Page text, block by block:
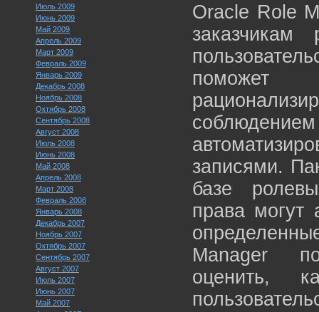
Июль 2009
Июнь 2009
Май 2009
Апрель 2009
Март 2009
Февраль 2009
Январь 2009
Декабрь 2008
Ноябрь 2008
Октябрь 2008
Сентябрь 2008
Август 2008
Июль 2008
Июнь 2008
Май 2008
Апрель 2008
Март 2008
Февраль 2008
Январь 2008
Декабрь 2007
Ноябрь 2007
Октябрь 2007
Сентябрь 2007
Август 2007
Июль 2007
Июнь 2007
Май 2007
Oracle Role
заказчикам
поможет
записями.
базе
права могут
Manager
оценить,